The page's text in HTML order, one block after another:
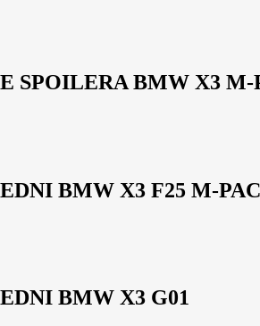
SPOILERA BMW X3 M-
BMW X3 F25 M-
BMW X3 G01